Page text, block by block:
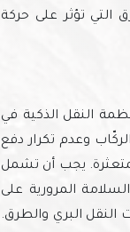
التي تؤثر على حركة
النقل الذكية في
وعدم تكرار دفع
يجب أن تشمل
المرورية على
البري والطرق.